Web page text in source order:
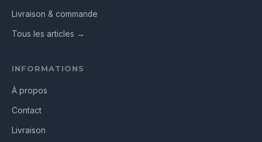
Livraison & commande
Tous les articles →
INFORMATIONS
À propos
Contact
Livraison